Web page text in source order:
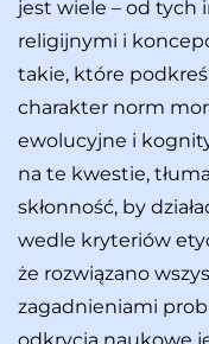
jest wiele – od
religijnymi i
takie, które
charakter norm
ewolucyjne i
na te kwestie,
skłonność, by
wedle kryteriów
że rozwiązano
zagadnieniami